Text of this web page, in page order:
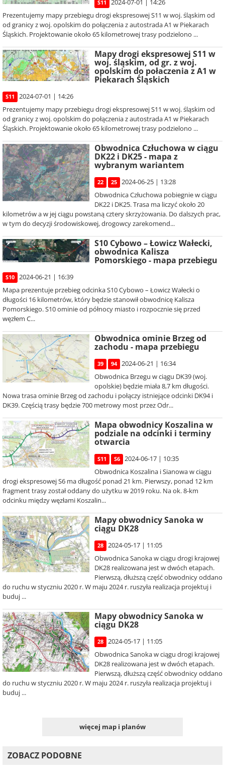
S11
2024-07-01 | 14:26
Prezentujemy mapy przebiegu drogi ekspresowej S11 w woj. śląskim od
od granicy z woj. opolskim do połączenia z autostrada A1 w Piekarach
Śląskich. Projektowanie około 65 kilometrowej trasy podzielono ...
Mapy drogi ekspresowej S11 w
woj. śląskim, od gr. z woj.
opolskim do połaczenia z A1 w
Piekarach Śląskich
S11
2024-07-01 | 14:26
Prezentujemy mapy przebiegu drogi ekspresowej S11 w woj. śląskim od
od granicy z woj. opolskim do połączenia z autostrada A1 w Piekarach
Śląskich. Projektowanie około 65 kilometrowej trasy podzielono ...
Obwodnica Człuchowa w ciągu
DK22 i DK25 - mapa z
wybranym wariantem
22 25
2024-06-25 | 13:28
Obwodnica Człuchowa pobiegnie w ciągu
DK22 i DK25. Trasa ma liczyć około 20
kilometrów a w jej ciągu powstaną cztery skrzyżowania. Do dalszych prac,
w tym do decyzji środowiskowej, drogowcy zarekomend...
S10 Cybowo – Łowicz Wałecki,
obwodnica Kalisza
Pomorskiego - mapa przebiegu
S10
2024-06-21 | 16:39
Mapa prezentuje przebieg odcinka S10 Cybowo – Łowicz Wałecki o
długości 16 kilometrów, który będzie stanowił obwodnicę Kalisza
Pomorskiego. S10 ominie od północy miasto i rozpocznie się przed
węzłem C...
Obwodnica ominie Brzeg od
zachodu - mapa przebiegu
39 94
2024-06-21 | 16:34
Obwodnica Brzegu w ciągu DK39 (woj.
opolskie) będzie miała 8,7 km długości.
Nowa trasa ominie Brzeg od zachodu i połączy istniejące odcinki DK94 i
DK39. Częścią trasy będzie 700 metrowy most przez Odr...
Mapa obwodnicy Koszalina w
podziale na odcinki i terminy
otwarcia
S11 S6
2024-06-17 | 10:35
Obwodnica Koszalina i Sianowa w ciągu
drogi ekspresowej S6 ma długość ponad 21 km. Pierwszy, ponad 12 km
fragment trasy został oddany do użytku w 2019 roku. Na ok. 8-km
odcinku między węzłami Koszalin...
Mapy obwodnicy Sanoka w
ciągu DK28
28
2024-05-17 | 11:05
Obwodnica Sanoka w ciągu drogi krajowej
DK28 realizowana jest w dwóch etapach.
Pierwszą, dłuższą część obwodnicy oddano
do ruchu w styczniu 2020 r. W maju 2024 r. ruszyła realizacja projektuj i
buduj ...
Mapy obwodnicy Sanoka w
ciągu DK28
28
2024-05-17 | 11:05
Obwodnica Sanoka w ciągu drogi krajowej
DK28 realizowana jest w dwóch etapach.
Pierwszą, dłuższą część obwodnicy oddano
do ruchu w styczniu 2020 r. W maju 2024 r. ruszyła realizacja projektuj i
buduj ...
więcej map i planów
ZOBACZ PODOBNE